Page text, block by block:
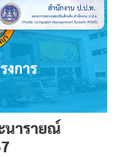
นารายณ์